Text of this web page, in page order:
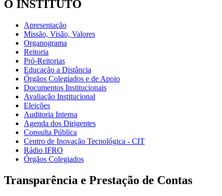
O INSTITUTO
Apresentação
Missão, Visão, Valores
Organograma
Reitoria
Pró-Reitorias
Educação a Distância
Órgãos Colegiados e de Apoio
Documentos Institucionais
Avaliação Institucional
Eleições
Auditoria Interna
Agenda dos Dirigentes
Consulta Pública
Centro de Inovação Tecnológica - CIT
Rádio IFRO
Órgãos Colegiados
Transparência e Prestação de Contas